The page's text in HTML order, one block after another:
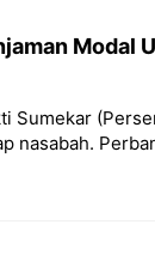
Modal
Sumekar
nasabah.